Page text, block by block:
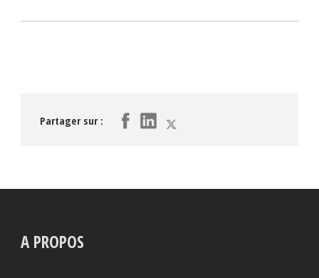
Partager sur :
A PROPOS